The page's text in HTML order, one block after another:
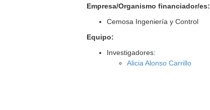
Empresa/Organismo financiador/es:
Cemosa Ingeniería y Control
Equipo:
Investigadores:
Alicia Alonso Carrillo